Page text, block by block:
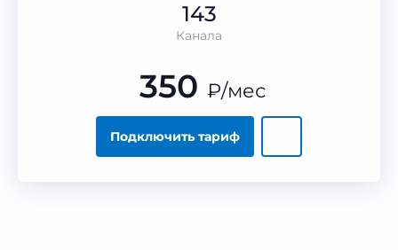
143
Канала
Подключить тариф
350 ₽/мес